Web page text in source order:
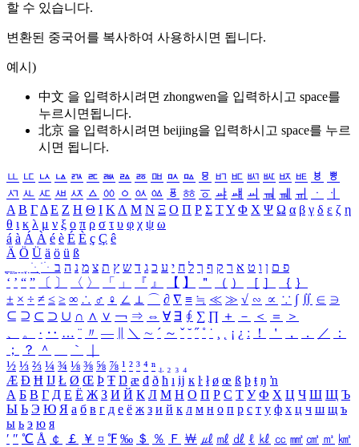
할 수 있습니다.
변환된 중국어를 복사하여 사용하시면 됩니다.
예시)
中文 을 입력하시려면 zhongwen을 입력하시고 space를
누르시면됩니다.
北京 을 입력하시려면 beijing을 입력하시고 space를 누르
시면 됩니다.
ㅥ ㅦ ㅧ ㅨ ㅩ ㅪ ㅫ ㅬ ㅭ ㅮ ㅯ ㅰ ㅱ ㅲ ㅳ ㅴ ㅵ ㅶ ㅷ ㅸ
ㅹ
ㅺ ㅻ ㅼ ㅽ ㅾ ㅿ ㆀ ㆁ ㆂ ㆃ ㆄ ㆅ ㆆ ㆇ ㆈ ㆉ ㆊ ㆋ ㆌ ㆍ
ㆎ
Α Β ΓΔ Ε Ζ Η Θ Ι ΚΛ Μ Ν Ξ Ο Π Ρ Σ ΤΥ Φ Χ Ψ Ω α β γ δ ε ζ η
θ ι κ λ μ ν ξ ο π ρ σ τ υ φ χ ψ ω
á à Á À é è É È ç Ç ê
Ä Ö Ü ä ö ü ß
ִֶֹ ֻּ ׁׂ פ ם ן ו ט א ר ק ף ך ל ח י ע כ ג ד ש ץ ת צ מ נ ה ב
‘ ’ “ ” 〔 〕 〈 〉 「 」 『 』 【 】 ＂ （ ） ［ ］ ｛ ｝
± × ÷ ≠ ≤ ≥ ∞ ∴ ♂ ♀ ∠ ⊥ ⌒ ∂ ∇ ≡ ≒ ≪ ≫ √ ∽ ∝ ∵ ∫ ∬ ∈ ∋
⊆ ⊇ ⊂ ⊃ ∪ ∩ ∧ ∨ ￢ ⇒ ⇔ ∀ ∃ ∮ ∑ ∏ ＋ － ＜ ＝
＞
、
。 · ‥ … ¨ 〃 ― ＼ ∼ ´ ～ ˇ ˘ ˝ ˚ ˙ ¸ ¡ ¿ ː ！ ＇ ， ． ／
：
；
？ ＾ ｀
½ ⅓ ⅔ ¼ ¾ ⅛ ⅜ ⅝ ⅞ ¹ ² ³ ⁴ ⁿ ₁ ₂ ₃ ₄
Æ Ð Ħ Ĳ Ł Ø Œ Þ Ŧ Ŋ æ đ ð ħ ı ĳ ĸ ŀ ł ø œ ß þ ŧ ŋ ŉ
А Б В Г Д Е Ё Ж З И Й К Л М Н О П Р С Т У Ф Х Ц Ч Ш Щ Ъ
Ы Ь Э Ю Я а б в г д е ё ж з и й к л м н о п р с т у ф х ц ч ш щ ъ
ы ь э ю я
′ ″ ℃ Å ￠ ￡ ￥ ¤ ℉ ‰ ＄ ％ Ｆ ￦ ㎕ ㎖ ㎗ ℓ ㎘ ㏄ ㎣ ㎤ ㎥ ㎦